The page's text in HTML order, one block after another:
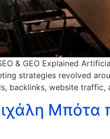
& GEO Explained
strategies revolved
backlinks, website traffic,
Μπότα